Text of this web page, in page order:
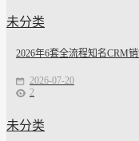
未分类
2026年6套全流程知名CRM
2026-07-20
2
未分类